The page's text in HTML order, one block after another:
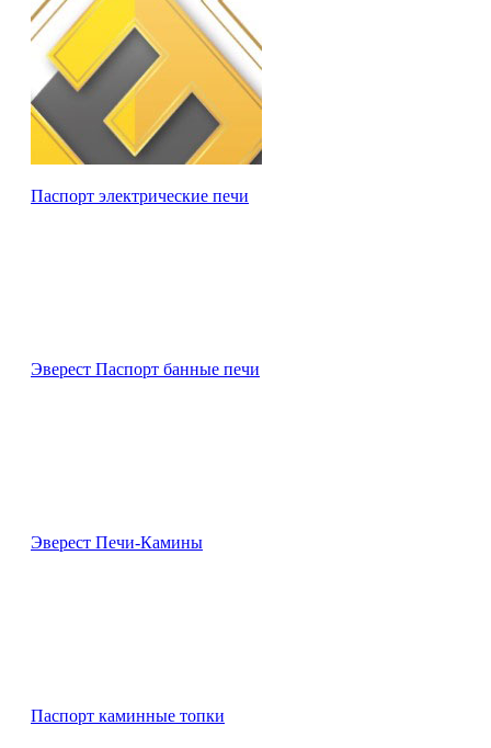
Паспорт электрические печи
Эверест Паспорт банные печи
Эверест Печи-Камины
Паспорт каминные топки